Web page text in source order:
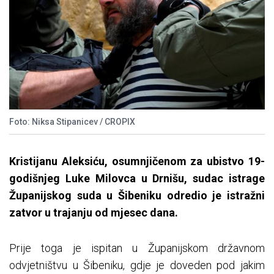
Foto: Niksa Stipanicev / CROPIX
Kristijanu Aleksiću, osumnjičenom za ubistvo 19-
godišnjeg Luke Milovca u Drnišu, sudac istrage
Županijskog suda u Šibeniku odredio je istražni
zatvor u trajanju od mjesec dana.
Prije toga je ispitan u Županijskom državnom
odvjetništvu u Šibeniku, gdje je doveden pod jakim